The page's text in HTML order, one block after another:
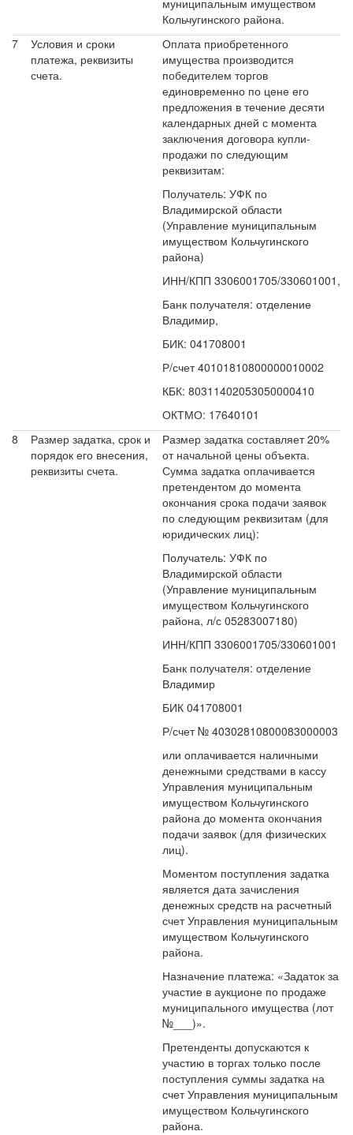
муниципальным имуществом
Кольчугинского района.
7
Условия и сроки
платежа, реквизиты
счета.
Оплата приобретенного
имущества производится
победителем торгов
единовременно по цене его
предложения в течение десяти
календарных дней с момента
заключения договора купли-
продажи по следующим
реквизитам:
Получатель: УФК по
Владимирской области
(Управление муниципальным
имуществом Кольчугинского
района)
ИНН/КПП 3306001705/330601001,
Банк получателя: отделение
Владимир,
БИК: 041708001
Р/счет 40101810800000010002
КБК: 80311402053050000410
ОКТМО: 17640101
8
Размер задатка, срок и
порядок его внесения,
реквизиты счета.
Размер задатка составляет 20%
от начальной цены объекта.
Сумма задатка оплачивается
претендентом до момента
окончания срока подачи заявок
по следующим реквизитам (для
юридических лиц):
Получатель: УФК по
Владимирской области
(Управление муниципальным
имуществом Кольчугинского
района, л/с 05283007180)
ИНН/КПП 3306001705/330601001
Банк получателя: отделение
Владимир
БИК 041708001
Р/счет № 40302810800083000003
или оплачивается наличными
денежными средствами в кассу
Управления муниципальным
имуществом Кольчугинского
района до момента окончания
подачи заявок (для физических
лиц).
Моментом поступления задатка
является дата зачисления
денежных средств на расчетный
счет Управления муниципальным
имуществом Кольчугинского
района.
Назначение платежа: «Задаток за
участие в аукционе по продаже
муниципального имущества (лот
№___)».
Претенденты допускаются к
участию в торгах только после
поступления суммы задатка на
счет Управления муниципальным
имуществом Кольчугинского
района.